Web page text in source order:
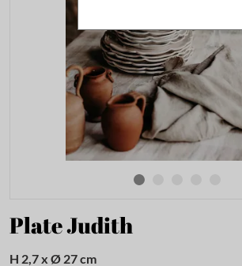
Plate Judith
H 2,7 x Ø 27 cm